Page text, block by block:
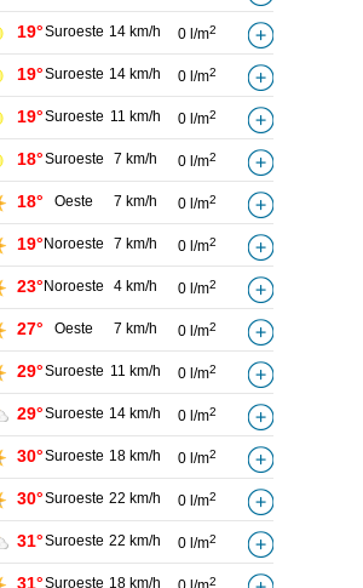
19°Suroeste 14 km/h 0 l/m2
19°Suroeste 14 km/h 0 l/m2
19°Suroeste 11 km/h 0 l/m2
18°Suroeste 7 km/h 0 l/m2
18° Oeste 7 km/h 0 l/m2
19° Noroeste 7 km/h 0 l/m2
23° Noroeste 4 km/h 0 l/m2
27° Oeste 7 km/h 0 l/m2
29°Suroeste 11 km/h 0 l/m2
29°Suroeste 14 km/h 0 l/m2
30°Suroeste 18 km/h 0 l/m2
30°Suroeste 22 km/h 0 l/m2
31°Suroeste 22 km/h 0 l/m2
31°Suroeste 18 km/h 2